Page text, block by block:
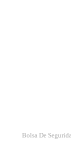
Bolsa De